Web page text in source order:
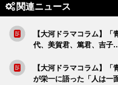
関連ニュース
【大河ドラマコラム】
代、美賀君、篤君、吉子
【大河ドラマコラム】
が栄一に語った「人は一